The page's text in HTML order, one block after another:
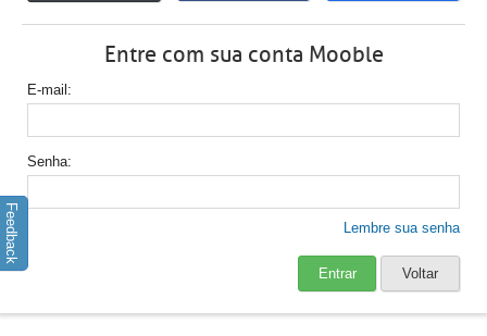
Entre com sua conta Mooble
E-mail
Senha
Lembre sua senha
Entrar Voltar
Feedback